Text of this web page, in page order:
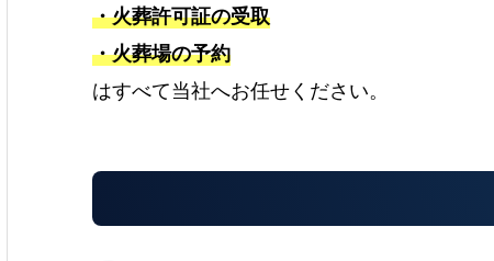
・火葬許可証の受取
・火葬場の予約
はすべて当社へお任せください。